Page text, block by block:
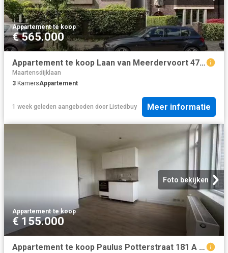
Appartement·te koop
€ 565.000
Appartement te koop Laan van Meerdervoort 47 C in Den Haag voo.
Maartensdijklaan
3 KamersAppartement
1 week geleden aangeboden door Listedbuy Meer informatie
Foto bekijken
Appartement·te koop
€ 155.000
Appartement te koop Paulus Potterstraat 181 A in Den Haag voor.